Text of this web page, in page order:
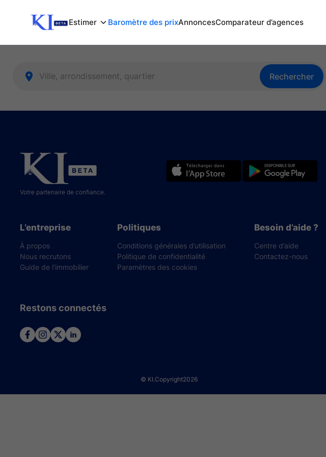
Estimer Baromètre des prixAnnoncesComparateur d’agences
Rechercher
Votre partenaire de confiance.
L’entreprise
À propos
Nous recrutons
Guide de l’immobilier
Politiques
Conditions générales d’utilisation
Politique de confidentialité
Paramètres des cookies
Besoin d’aide ?
Centre d’aide
Contactez-nous
Restons connectés
© KI.Copyright2026